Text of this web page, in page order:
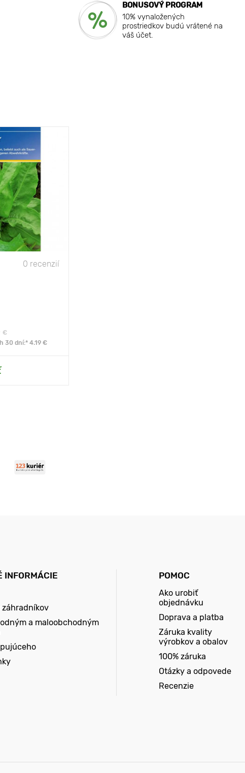
BONUSOVÝ PROGRAM
10% vynaložených
prostriedkov budú vrátené na
váš účet.
0 recenzií
€
30 dní:* 4.19 €
INFORMÁCIE
záhradníkov
a maloobchodným
POMOC
Ako urobiť
objednávku
Doprava a platba
Záruka kvality
výrobkov a obalov
100% záruka
Otázky a odpovede
Recenzie